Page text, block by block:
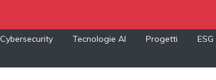
Cybersecurity Tecnologie AI Progetti ESG